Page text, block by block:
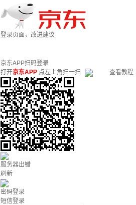
登录页面，改进建议
京东APP扫码登录
打开京东APP 点左上角扫一扫 查看教程
服务器出错
刷新
密码登录
短信登录